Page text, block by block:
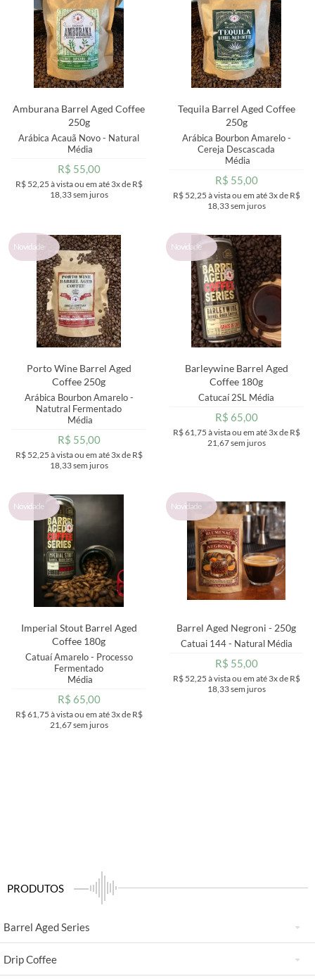
Amburana Barrel Aged Coffee
250g
Arábica Acauã Novo - Natural
Média
R$ 55,00
R$ 52,25 à vista ou em até 3xde R$
18,33sem juros
Tequila Barrel Aged Coffee
250g
Arábica Bourbon Amarelo -
Cereja Descascada
Média
R$ 55,00
R$ 52,25 à vista ou em até 3xde R$
18,33sem juros
Novidade
Porto Wine Barrel Aged
Coffee 250g
Arábica Bourbon Amarelo -
Natutral Fermentado
Média
R$ 55,00
R$ 52,25 à vista ou em até 3xde R$
18,33sem juros
Novidade
Barleywine Barrel Aged
Coffee 180g
Catucaí 2SL Média
R$ 65,00
R$ 61,75 à vista ou em até 3xde R$
21,67sem juros
Novidade
Imperial Stout Barrel Aged
Coffee 180g
Catuaí Amarelo - Processo
Fermentado
Média
R$ 65,00
R$ 61,75 à vista ou em até 3xde R$
21,67sem juros
Novidade
Barrel Aged Negroni - 250g
Catuai 144 - Natural Média
R$ 55,00
R$ 52,25 à vista ou em até 3xde R$
18,33sem juros
PRODUTOS
Barrel Aged Series
Barleywine Barrel Aged Coffee
Drip Coffee